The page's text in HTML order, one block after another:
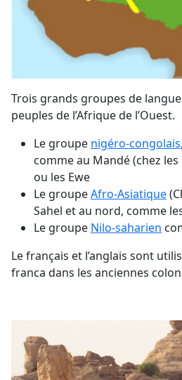
Trois grands groupes de
peuples de l’Afrique de l’Ouest.
Le groupe nigéro-congolais
comme au Mandé (chez
ou les Ewe
Le groupeAfro-Asiatique
Sahel et au nord, comme
Le groupe Nilo-saharien
Le français et l’anglais sont
franca dans les anciennes